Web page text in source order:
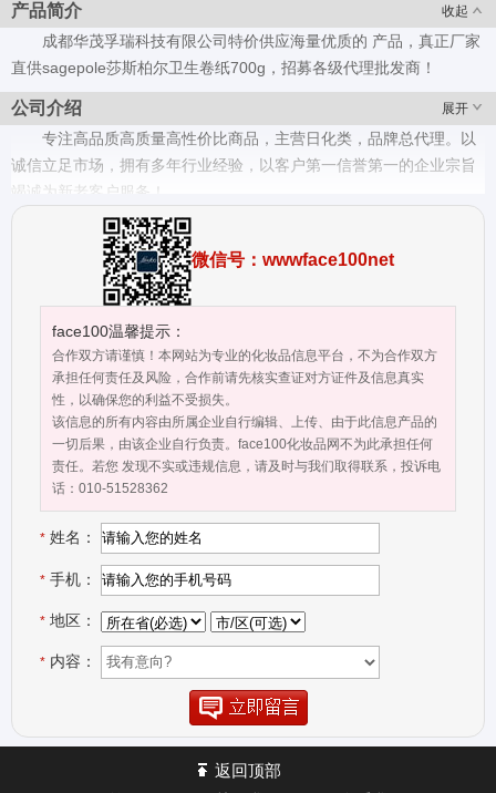
收起
产品简介
成都华茂孚瑞科技有限公司特价供应海量优质的 产品，真正厂家
直供sagepole莎斯柏尔卫生卷纸700g，招募各级代理批发商！
展开
公司介绍
专注高品质高质量高性价比商品，主营日化类，品牌总代理。以
诚信立足市场，拥有多年行业经验，以客户第一信誉第一的企业宗旨
竭诚为新老客户服务！
微信号：wwwface100net
face100温馨提示：
合作双方请谨慎！本网站为专业的化妆品信息平台，不为合作双方
承担任何责任及风险，合作前请先核实查证对方证件及信息真实
性，以确保您的利益不受损失。
该信息的所有内容由所属企业自行编辑、上传、由于此信息产品的
一切后果，由该企业自行负责。face100化妆品网不为此承担任何
责任。若您 发现不实或违规信息，请及时与我们取得联系，投诉电
话：010-51528362
* 姓名：
* 手机：
* 地区：
* 内容：
返回顶部